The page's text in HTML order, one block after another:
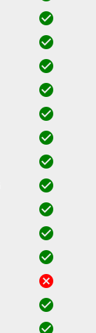
check_circle
check_circle
check_circle
check_circle
check_circle
check_circle
check_circle
check_circle
check_circle
check_circle
check_circle
cancel
check_circle
check_circle